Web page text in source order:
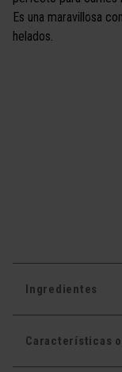
Es una maravillosa
helados.
Ingredientes
Características